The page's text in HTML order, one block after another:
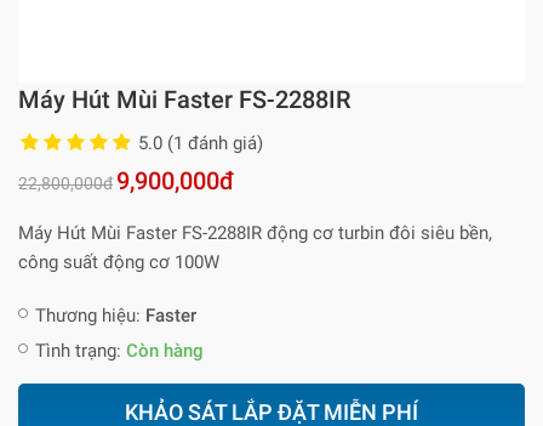
Máy Hút Mùi Faster FS-2288IR
5.0 (1 đánh giá)
22,800,000đ 9,900,000đ
Máy Hút Mùi Faster FS-2288IR động cơ turbin đôi siêu bền,
công suất động cơ 100W
Thương hiệu: Faster
Tình trạng: Còn hàng
KHẢO SÁT LẮP ĐẶT MIỄN PHÍ